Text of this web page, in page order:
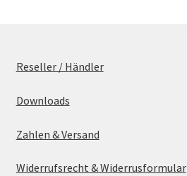
Reseller / Händler
Downloads
Zahlen & Versand
Widerrufsrecht & Widerrusformular